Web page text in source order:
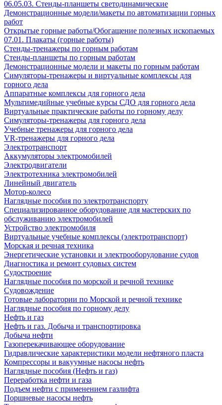
06.05.03. Стенды-планшеты светодинамические
Демонстрационные модели/макеты по автоматизации горных
работ
Открытые горные работы/Обогащение полезных ископаемых
07.01. Плакаты (горные работы)
Стенды-тренажеры по горным работам
Стенды-планшеты по горным работам
Демонстрационные модели и макеты по горным работам
Симуляторы-тренажеры и виртуальные комплексы для
горного дела
Аппаратные комплексы для горного дела
Мультимедийные учебные курсы СДО для горного дела
Виртуальные практические работы по горному делу
Симуляторы-тренажеры для горного дела
Учебные тренажеры для горного дела
VR-тренажеры для горного дела
Электротранспорт
Аккумуляторы электромобилей
Электродвигатели
Электротехника электромобилей
Линейный двигатель
Мотор-колесо
Наглядные пособия по электротранспорту
Специализированное оборудование для мастерских по
обслуживанию электромобилей
Устройство электромобиля
Виртуальные учебные комплексы (электротранспорт)
Морская и речная техника
Энергетические установки и электрооборудование судов
Диагностика и ремонт судовых систем
Судостроение
Наглядные пособия по морской и речной технике
Судовождение
Готовые лаборатории по Морской и речной технике
Наглядные пособия по горному делу
Нефть и газ
Нефть и газ. Добыча и транспортировка
Добыча нефти
Газоперекачивающее оборудование
Гидравлические характеристики модели нефтяного пласта
Компрессоры и вакуумные насосы нефть
Наглядные пособия (Нефть и газ)
Переработка нефти и газа
Подъем нефти с применением газлифта
Поршневые насосы нефть